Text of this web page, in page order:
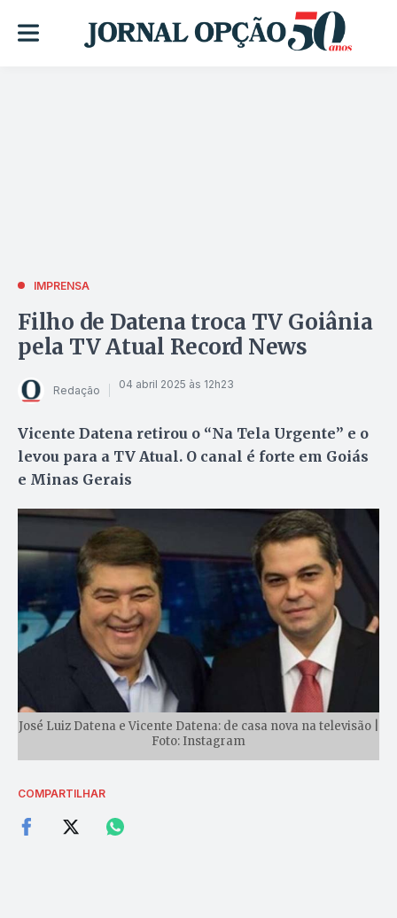
IMPRENSA
Filho de Datena troca TV Goiânia
pela TV Atual Record News
Redação 04 abril 2025 às 12h23
Vicente Datena retirou o “Na Tela Urgente” e o
levou para a TV Atual. O canal é forte em Goiás
e Minas Gerais
José Luiz Datena e Vicente Datena: de casa nova na televisão |
Foto: Instagram
COMPARTILHAR